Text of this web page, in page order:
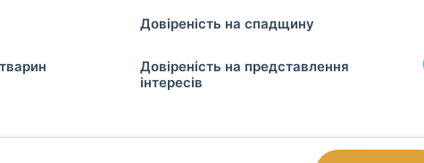
Довіреність на спадщину
Довіреність на представлення
інтересів